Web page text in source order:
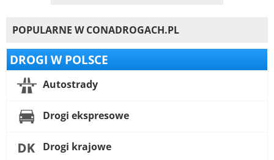
POPULARNE W CONADROGACH.PL
DROGI W POLSCE
Autostrady
Drogi ekspresowe
Drogi krajowe